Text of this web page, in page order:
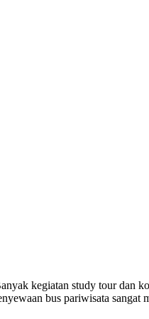
kegiatan study tour dan
bus pariwisata sangat